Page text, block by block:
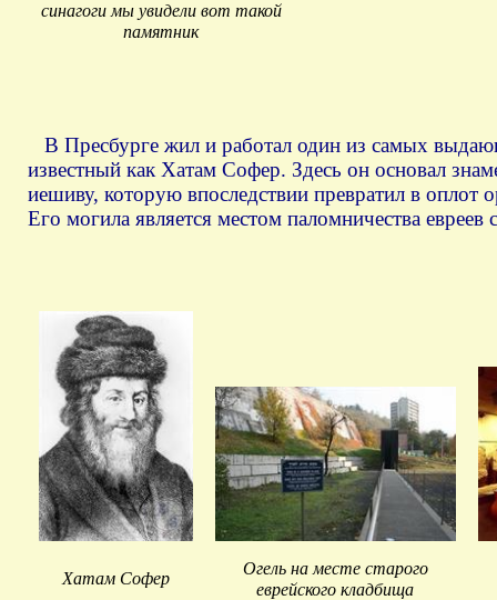
синагоги мы увидели вот такой
памятник
В Пресбурге жил и работал один из самых
известный как Хатам Софер. Здесь он основал
иешиву, которую впоследствии превратил в
Его могила является местом паломничества евреев
Хатам Софер
Огель на месте старого
еврейского кладбища